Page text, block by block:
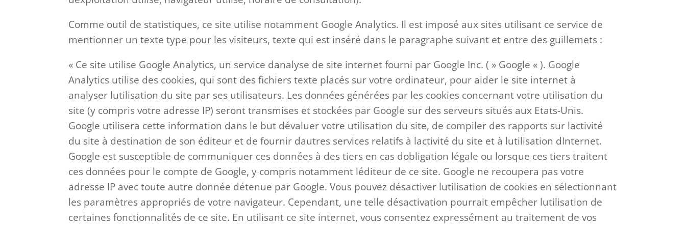
Comme outil de statistiques, ce site utilise notamment Google Analytics. Il est imposé aux sites utilisant ce service de
mentionner un texte type pour les visiteurs, texte qui est inséré dans le paragraphe suivant et entre des guillemets :
« Ce site utilise Google Analytics, un service danalyse de site internet fourni par Google Inc. ( » Google « ). Google
Analytics utilise des cookies, qui sont des fichiers texte placés sur votre ordinateur, pour aider le site internet à
analyser lutilisation du site par ses utilisateurs. Les données générées par les cookies concernant votre utilisation du
site (y compris votre adresse IP) seront transmises et stockées par Google sur des serveurs situés aux Etats-Unis.
Google utilisera cette information dans le but dévaluer votre utilisation du site, de compiler des rapports sur lactivité
du site à destination de son éditeur et de fournir dautres services relatifs à lactivité du site et à lutilisation dInternet.
Google est susceptible de communiquer ces données à des tiers en cas dobligation légale ou lorsque ces tiers traitent
ces données pour le compte de Google, y compris notamment léditeur de ce site. Google ne recoupera pas votre
adresse IP avec toute autre donnée détenue par Google. Vous pouvez désactiver lutilisation de cookies en sélectionnant
les paramètres appropriés de votre navigateur. Cependant, une telle désactivation pourrait empêcher lutilisation de
certaines fonctionnalités de ce site. En utilisant ce site internet, vous consentez expressément au traitement de vos